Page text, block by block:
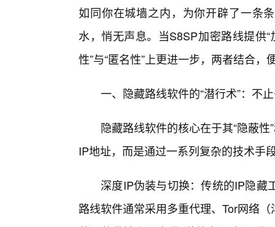
如同你在城墙之内，为你开辟了一条
水，悄无声息。当S8SP加密路线提供
性”与“匿名性”上更进一步，两者结合
一、隐藏路线软件的“潜行术”：不
隐藏路线软件的核心在于其“隐蔽
IP地址，而是通过一系列复杂的技术手
深度IP伪装与切换：传统的IP隐藏
路线软件通常采用多重代理、Tor网络